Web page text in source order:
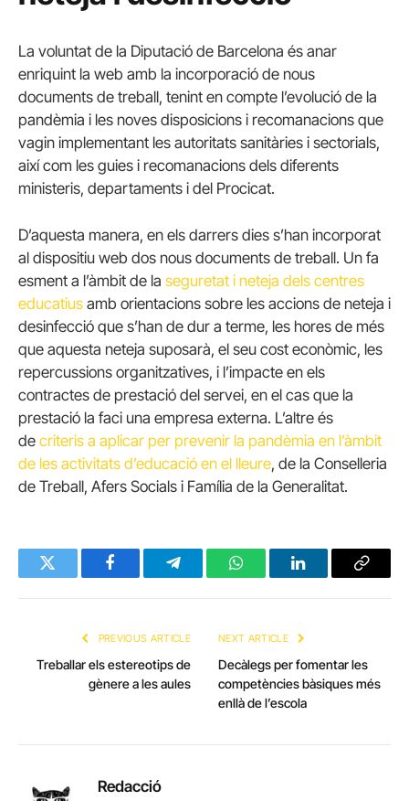
La voluntat de la Diputació de Barcelona és anar
enriquint la web amb la incorporació de nous
documents de treball, tenint en compte l’evolució de la
pandèmia i les noves disposicions i recomanacions que
vagin implementant les autoritats sanitàries i sectorials,
així com les guies i recomanacions dels diferents
ministeris, departaments i del Procicat.
D’aquesta manera, en els darrers dies s’han incorporat
al dispositiu web dos nous documents de treball. Un fa
esment a l’àmbit de la seguretat i neteja dels centres
educatius amb orientacions sobre les accions de neteja i
desinfecció que s’han de dur a terme, les hores de més
que aquesta neteja suposarà, el seu cost econòmic, les
repercussions organitzatives, i l’impacte en els
contractes de prestació del servei, en el cas que la
prestació la faci una empresa externa. L’altre és
de criteris a aplicar per prevenir la pandèmia en l’àmbit
de les activitats d’educació en el lleure, de la Conselleria
de Treball, Afers Socials i Família de la Generalitat.
Twitter FacebookTelegramWhatsAppLinkedInCopy
PREVIOUS ARTICLE
Treballar els estereotips de
gènere a les aules
NEXT ARTICLE
Decàlegs per fomentar les
competències bàsiques més
enllà de l’escola
Redacció